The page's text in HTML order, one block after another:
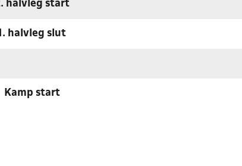
halvleg start
halvleg slut
Kamp start